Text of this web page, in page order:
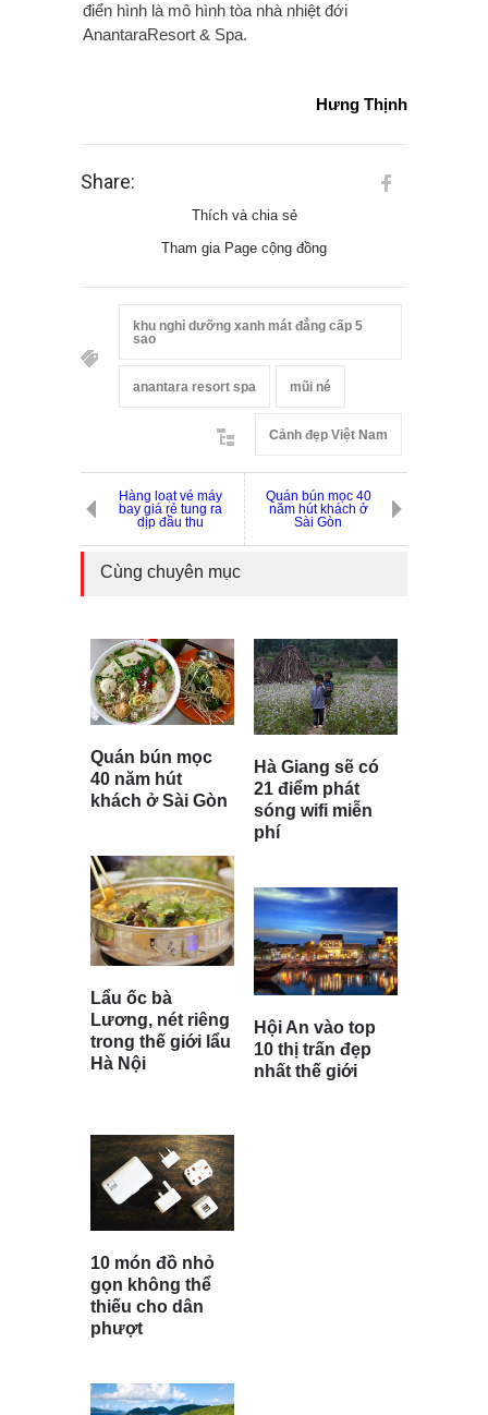
điển hình là mô hình tòa nhà nhiệt đới
AnantaraResort & Spa.
Hưng Thịnh
Share:
Thích và chia sẻ
Tham gia Page cộng đồng
khu nghỉ dưỡng xanh mát đẳng cấp 5
sao
anantara resort spa mũi né
Cảnh đẹp Việt Nam
Hàng loạt vé máy
bay giá rẻ tung ra
dịp đầu thu
Quán bún mọc 40
năm hút khách ở
Sài Gòn
Cùng chuyên mục
Quán bún mọc
40 năm hút
khách ở Sài Gòn
Lẩu ốc bà
Lương, nét riêng
trong thế giới lẩu
Hà Nội
Hà Giang sẽ có
21 điểm phát
sóng wifi miễn
phí
Hội An vào top
10 thị trấn đẹp
nhất thế giới
10 món đồ nhỏ
gọn không thể
thiếu cho dân
phượt